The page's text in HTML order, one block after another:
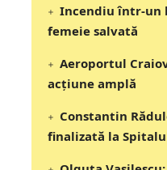
Incendiu într-un
femeie salvată
Aeroportul
acțiune amplă
Constantin
finalizată la